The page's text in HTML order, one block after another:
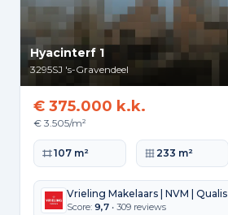
Hyacinterf 1
3295SJ 's-Gravendeel
€ 375.000 k.k.
€ 3.505/m²
Woonoppervlakte
107 m² Perceeloppervlakte
233 m²
Vrieling Makelaars | NVM | Qualis
Score: 9,7 • 309 reviews